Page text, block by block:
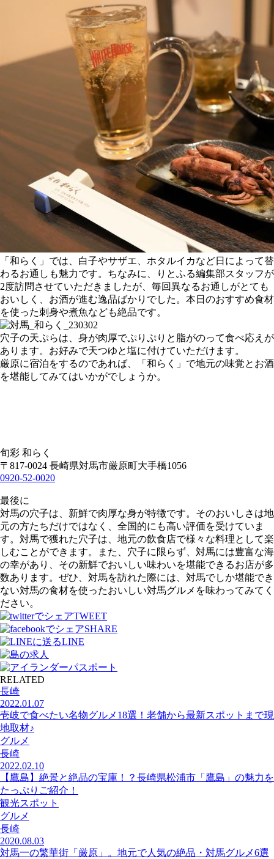
「和らく」では、白子やサザエ、ホタルイカなど日によって替
わるお通しも魅力です。ちなみに、りとふる編集部スタッフが
2度訪問させていただきましたが、毎回異なるお通しがとても
おいしく、お酒が進む逸品ばかりでした。本日のおすすめ食材
を使った刺身や煮魚なども絶品です。
穴子の天ぷらは、身が肉厚でぷりぷりと脂がのって食べ応えが
あります。お好みで天つゆと塩に付けていただけます。
厳原に宿泊をするのであれば、「和らく」で地元の味覚とお酒
を堪能してみてはいかがでしょうか。
旬彩 和らく
〒817-0024 長崎県対馬市厳原町大手橋1056
0920-52-0020
最後に
対馬の穴子は、新鮮で肉厚な身が特徴です。そのおいしさは地
元の方たちだけではなく、全国的にも高い評価を受けていま
す。対馬で獲れた穴子は、地元の飲食店で様々な料理として楽
しむことができます。また、穴子に限らず、対馬には豊富な海
の幸があり、その新鮮でおいしい味わいを堪能できるお店が多
数あります。ぜひ、対馬を訪れた際には、対馬でしか堪能でき
ない対馬の食材を使ったおいしい対馬グルメを味わってみてく
ださい。
TWEET
SHARE
LINE
RELATED
長崎
2022.01.07
壱岐で食べたい名物グルメ18選！老舗から最新スポットまで現
地取材♪
グルメ
長崎
2022.02.10
【鷹島】絶景と絶品の宝庫！？長崎県松浦市「鷹島」の魅力を
たっぷりご紹介！
観光スポット
グルメ
長崎
2020.08.03
対馬一の繁華街「厳原」。地元で人気の絶品・対馬グルメ6選